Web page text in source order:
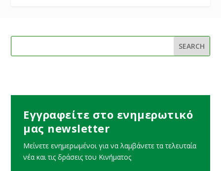
Εγγραφείτε στο ενημερωτικό
μας newsletter
Μείνετε ενημερωμένοι για να λαμβάνετε τα τελευταία
νέα και τις δράσεις του Κινήματος